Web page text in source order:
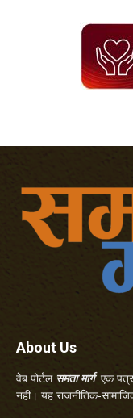
About Us
वेब पोर्टल समता मार्गएक
नहीं। यह राजनीतिक-